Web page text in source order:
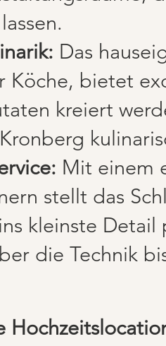
Das
Köche, bietet
kreiert
Mit einem
stellt das
kleinste
die Technik